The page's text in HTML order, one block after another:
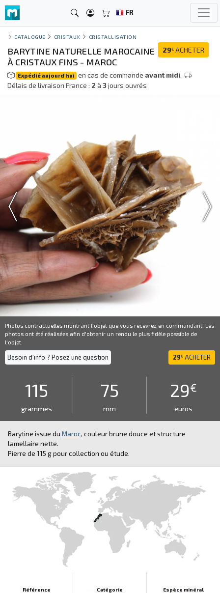
FR
CATALOGUE CRISTAUX CRISTALLISATION
29€ ACHETER
BARYTINE NATURELLE MAROCAINE
À CRISTAUX FINS - MAROC
Expédié aujourd'hui en cas de commande avant midi.
Délais de livraison France : 2 à 3jours ouvrés
Photos contractuelles montrant l'objet que vous recevrez en commandant. Les
photos ont été réalisées afin d'obtenir un rendu le plus fidèle possible de
l'objet.
Besoin d'info ? Posez une question 29€ ACHETER
115
grammes
75
mm
29€
euros
Barytine issue du Maroc, couleur brune douce et structure
lamellaire nette.
Pierre de 115 g pour collection ou étude.
Référence Catégorie Espèce minéral